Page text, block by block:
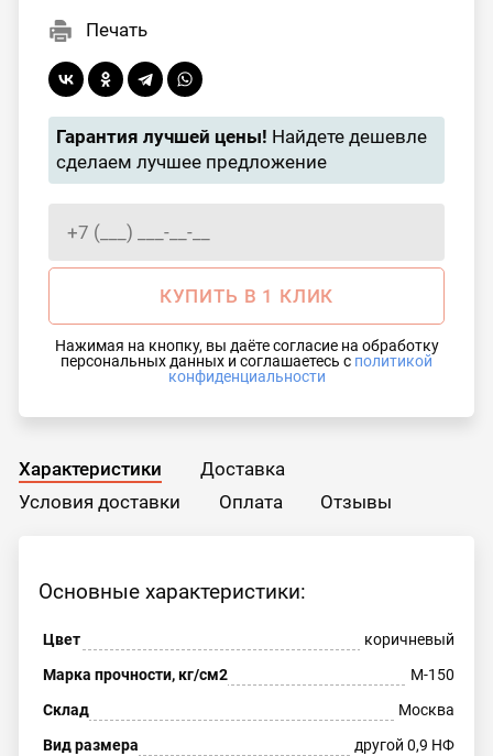
Печать
Гарантия лучшей цены! Найдете дешевле
сделаем лучшее предложение
КУПИТЬ В 1 КЛИК
Нажимая на кнопку, вы даёте согласие на обработку
персональных данных и соглашаетесь с политикой
конфиденциальности
Характеристики
Доставка
Условия доставки
Оплата Отзывы
Основные характеристики:
Цвет
коричневый
Марка прочности, кг/см2
М-150
Склад
Москва
Вид размера
другой 0,9 НФ